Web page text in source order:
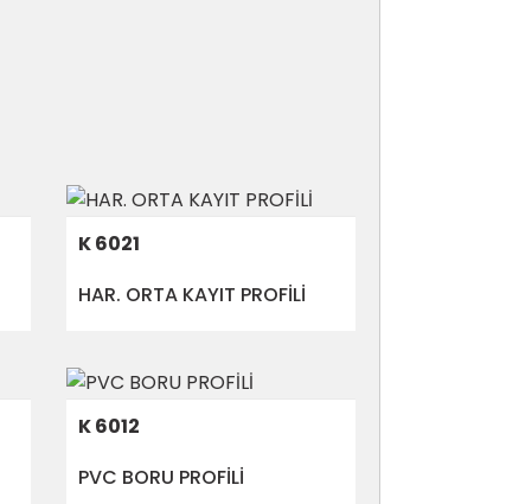
K 6021
HAR. ORTA KAYIT PROFİLİ
K 6012
PVC BORU PROFİLİ